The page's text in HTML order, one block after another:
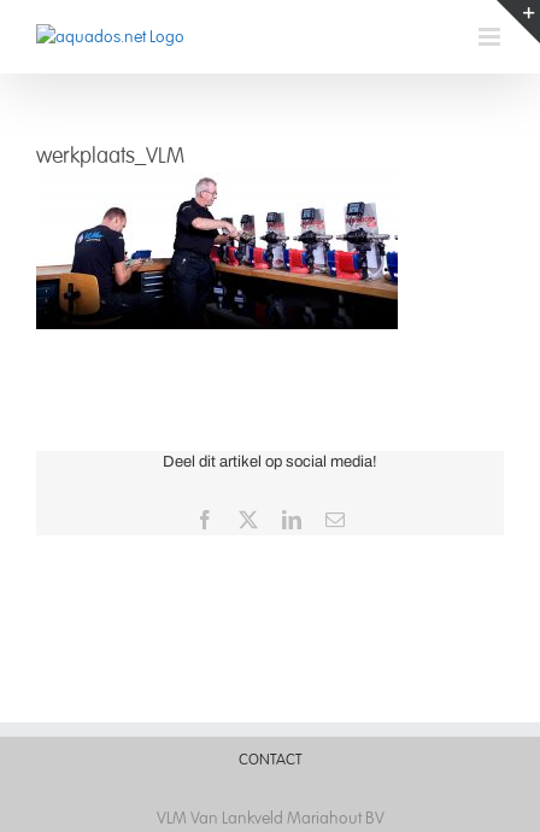
werkplaats_VLM
Deel dit artikel op social media!
Facebook LinkedInEmail
CONTACT
VLM Van Lankveld Mariahout BV